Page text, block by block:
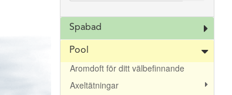
Spabad
Pool
Aromdoft för ditt välbefinnande
Axeltätningar